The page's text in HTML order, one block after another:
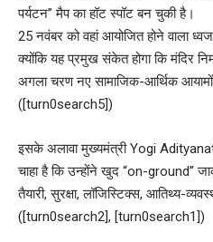
पर्यटन” मैप का हॉट स्पॉट बन चुकी है।
25 नवंबर को वहां आयोजित होने वाला
क्योंकि यह प्रमुख संकेत होगा कि मंदिर
अगला चरण नए सामाजिक-आर्थिक आयामों
([turn0search5])
इसके अलावा मुख्यमंत्री Yogi
चाहा है कि उन्होंने खुद “on-ground”
तैयारी, सुरक्षा, लॉजिस्टिक्स, आतिथ्य-
([turn0search2], [turn0search1])